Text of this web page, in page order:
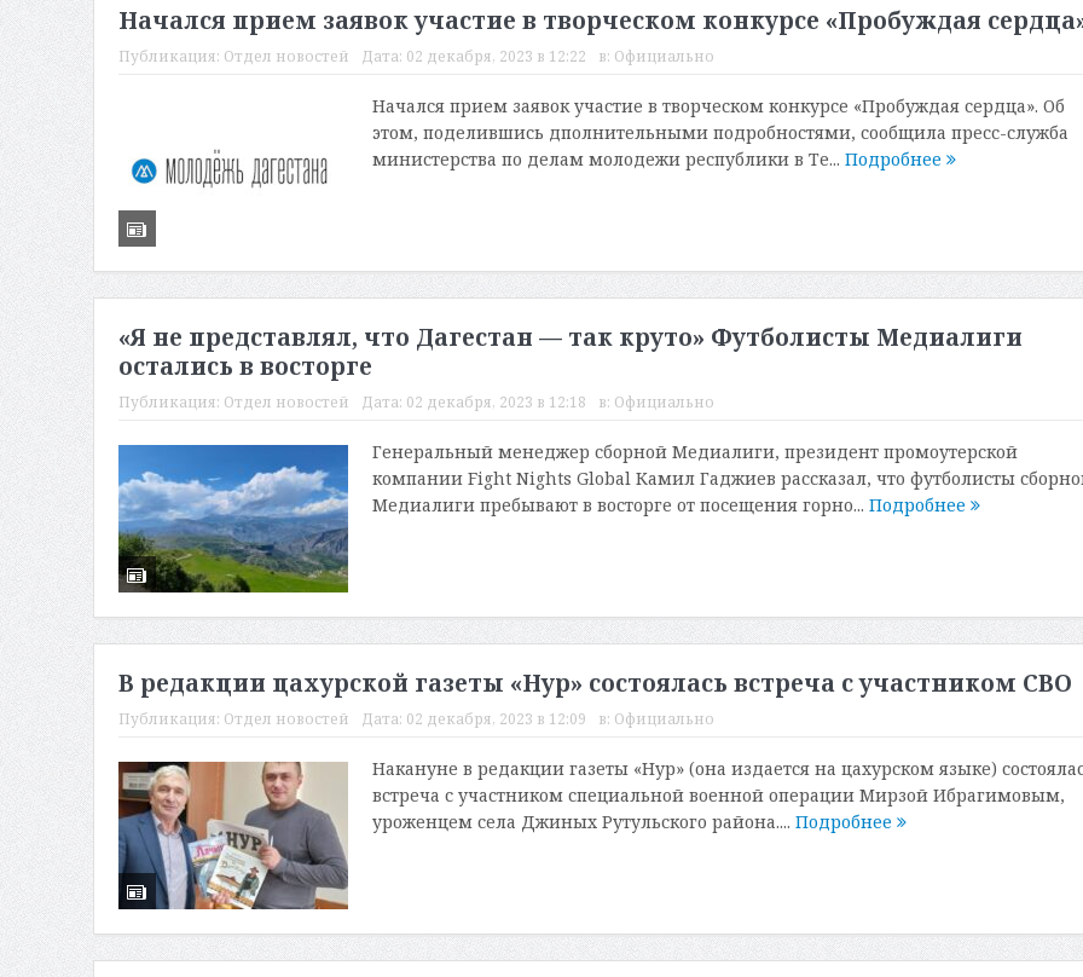
Начался прием заявок участие в творческом конкурсе «Пробуждая
Публикация: Отдел новостей Дата: 02 декабря, 2023 в 12:22 в: Официально
Начался прием заявок участие в творческом конкурсе «Пробуждая сердца». Об
этом, поделившись дполнительными подробностями, сообщила пресс-служба
министерства по делам молодежи республики в Те... Подробнее
«Я не представлял, что Дагестан — так круто» Футболисты Медиалиги
остались в восторге
Публикация: Отдел новостей Дата: 02 декабря, 2023 в 12:18 в: Официально
Генеральный менеджер сборной Медиалиги, президент промоутерской
компании Fight Nights Global Камил Гаджиев рассказал, что футболисты
Медиалиги пребывают в восторге от посещения горно... Подробнее
В редакции цахурской газеты «Нур» состоялась встреча с участником СВО
Публикация: Отдел новостей Дата: 02 декабря, 2023 в 12:09 в: Официально
Накануне в редакции газеты «Нур» (она издается на цахурском языке)
встреча с участником специальной военной операции Мирзой Ибрагимовым,
уроженцем села Джиных Рутульского района.... Подробнее